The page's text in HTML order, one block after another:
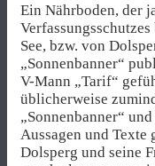
Ein Nährboden, der
See, bzw. von
„Sonnenbanner“
V-Mann „Tarif“
üblicherweise
„Sonnenbanner“
Aussagen und Texte
Dolsperg und seine